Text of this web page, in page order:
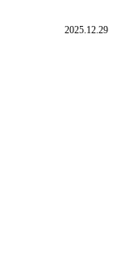
2025.12.29